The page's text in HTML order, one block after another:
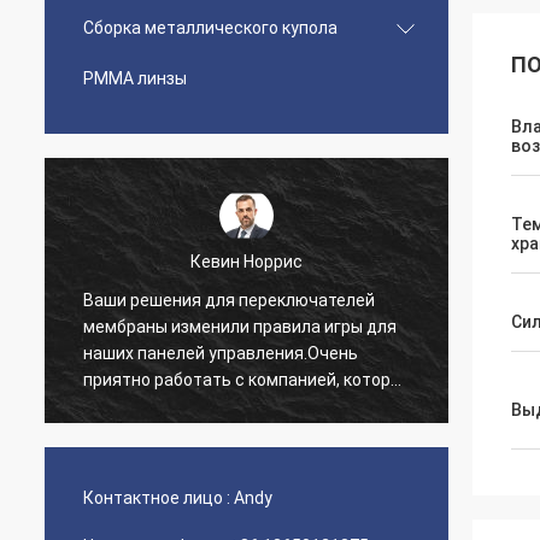
Сборка металлического купола
PMMA линзы
Кевин Норрис
Ваши решения для переключателей
мембраны изменили правила игры для
наших панелей управления.Очень
приятно работать с компанией, которая
понимает наши потребности..
Контактное лицо : Andy